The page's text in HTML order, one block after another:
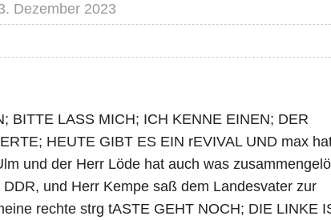
Dezember 2023
BITTE LASS MICH; ICH KENNE EINEN; DER
HEUTE GIBT ES EIN rEVIVAL UND max
und der Herr Löde hat auch was
und Herr Kempe saß dem Landesvater zur
rechte strg tASTE GEHT NOCH; DIE LINKE